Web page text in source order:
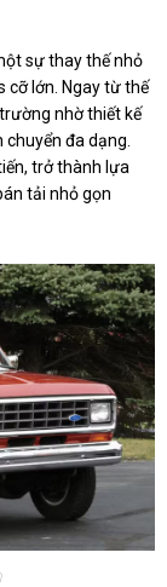
sự thay thế nhỏ
cỡ lớn. Ngay từ thế
nhờ thiết kế
đa dạng.
trở thành lựa
tải nhỏ gọn